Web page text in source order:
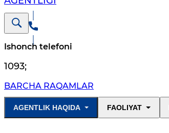
Ishonch telefoni
1093;
BARCHA RAQAMLAR
AGENTLIK HAQIDA FAOLIYAT